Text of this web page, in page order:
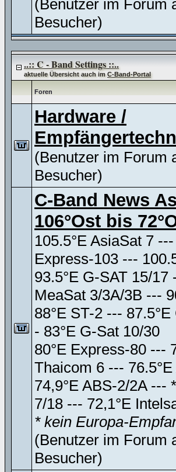
(Benutzer im Forum
Besucher)
..:: C - Band Settings ::..
aktuelle Übersicht auch imC-Band-Portal
Foren
Hardware /
(Benutzer im Forum
Besucher)
C-Band News
106°Ost bis
105.5°E AsiaSat 7
Express-103 ---
93.5°E G-SAT 15/17
MeaSat 3/3A/3B ---
88°E ST-2 ---
- 83°E G-Sat 10/30
80°E Express-80 ---
Thaicom 6 ---
74,9°E ABS-2/2A ---
7/18 --- 72,1°E
* kein Europa-
(Benutzer im Forum
Besucher)